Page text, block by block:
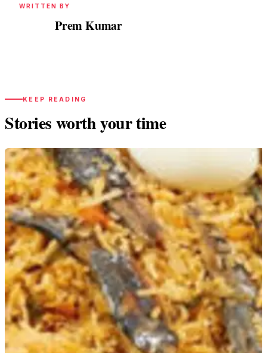
WRITTEN BY
Prem Kumar
KEEP READING
Stories worth your time